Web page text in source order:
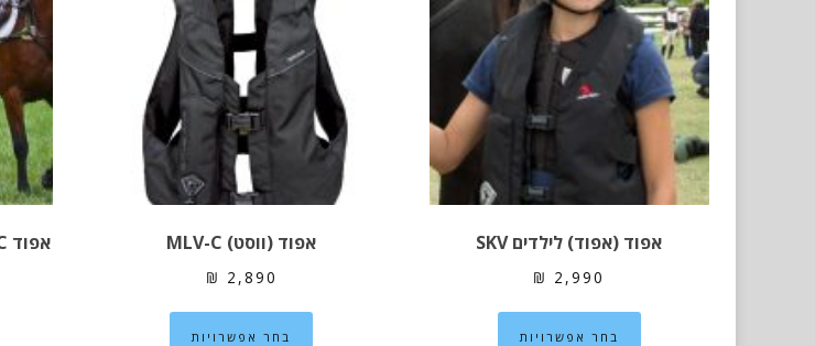
אפוד (אפוד) לילדים SKV
₪ 2,990
בחר אפשרויות
למוצר
אפוד (ווסט) MLV-C
₪ 2,890
בחר אפשרויות
למוצר
אפוד MLV-HC(ריתמה) לרוכבי סוסים